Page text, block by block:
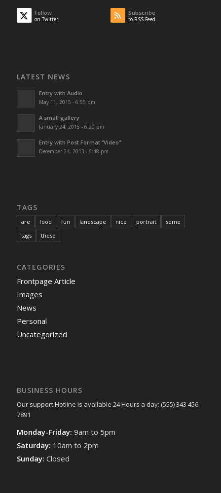
Follow
on Twitter
Subscribe
to RSS Feed
LATEST NEWS
Entry with Audio
May 11, 2015 - 6:55 pm
A small gallery
January 24, 2015 - 6:20 pm
Entry with Post Format “Video”
December 24, 2013 - 6:48 pm
TAGS
are food fun landscape nice portrait
some
tags
these
CATEGORIES
Frontpage Article
Images
News
Personal
Uncategorized
BUSINESS HOURS
Our support Hotline is available 24 Hours a day: (555) 343 456
7891
Monday-Friday: 9am to 5pm
Saturday: 10am to 2pm
Sunday: Closed